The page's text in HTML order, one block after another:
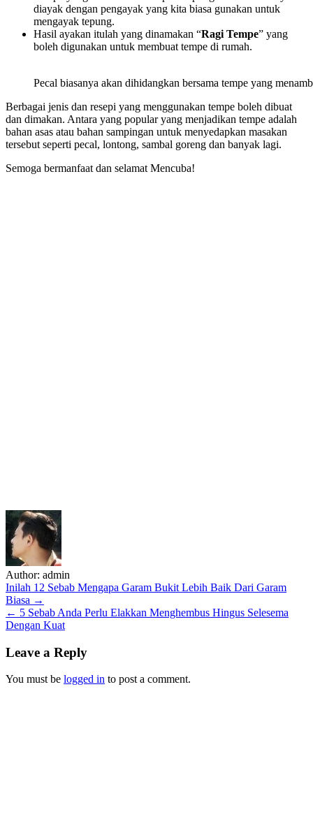
diayak dengan pengayak yang kita biasa gunakan untuk
mengayak tepung.
Hasil ayakan itulah yang dinamakan “Ragi Tempe” yang
boleh digunakan untuk membuat tempe di rumah.
Pecal biasanya akan dihidangkan bersama tempe yang
Berbagai jenis dan resepi yang menggunakan tempe boleh dibuat
dan dimakan. Antara yang popular yang menjadikan tempe adalah
bahan asas atau bahan sampingan untuk menyedapkan masakan
tersebut seperti pecal, lontong, sambal goreng dan banyak lagi.
Semoga bermanfaat dan selamat Mencuba!
Author: admin
Post
navigation
Inilah 12 Sebab Mengapa Garam Bukit Lebih Baik Dari Garam
Biasa →
← 5 Sebab Anda Perlu Elakkan Menghembus Hingus Selesema
Dengan Kuat
Leave a Reply
You must be logged in to post a comment.